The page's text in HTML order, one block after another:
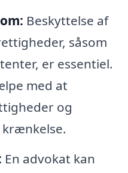
Beskyttelse af
såsom
er essentiel.
med at
og
En advokat kan